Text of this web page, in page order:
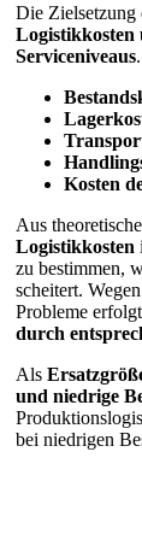
Die Zielsetzung
Logistikkosten
Serviceniveaus
Kosten
Aus
Logistikkosten
zu bestimmen,
scheitert.
Probleme
durch
Als
und niedrige
bei niedrigen